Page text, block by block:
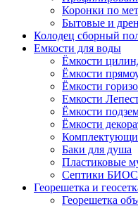
Коронки по
Бытовые и
Колодец сборный
Емкости для воды
Ёмкости
Ёмкости
Ёмкости
Емкости
Ёмкости
Ёмкости
Баки для душа
Пластиковые
Септики
Георешетка и
Георешетка